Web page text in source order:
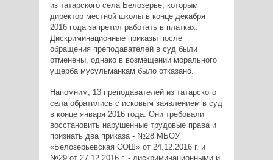
из татарского села Белозерье, которым
директор местной школы в конце декабря
2016 года запретил работать в платках.
Дискриминационные приказы после
обращения преподавателей в суд были
отменены, однако в возмещении морального
ущерба мусульманкам было отказано.
Напомним, 13 преподавателей из татарского
села обратились с исковым заявлением в суд
в конце января 2016 года. Они требовали
восстановить нарушенные трудовые права и
признать два приказа - №28 МБОУ
«Белозерьевская СОШ» от 24.12.2016 г. и
№29 от 27.12.2016 г. - дискриминационными и